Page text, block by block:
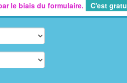
le biais du formulaire.
C'est